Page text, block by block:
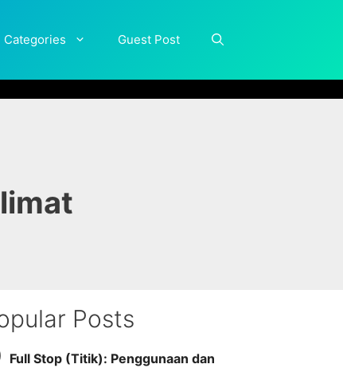
Categories Guest Post
Posts
Full Stop (Titik): Penggunaan dan